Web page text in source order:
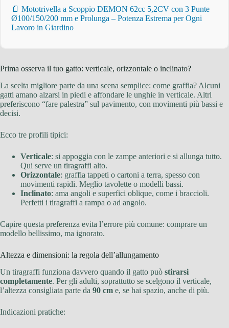
📄 Mototrivella a Scoppio DEMON 62cc 5,2CV con 3 Punte
Ø100/150/200 mm e Prolunga – Potenza Estrema per Ogni
Lavoro in Giardino
Prima osserva il tuo gatto: verticale, orizzontale o inclinato?
La scelta migliore parte da una scena semplice: come graffia? Alcuni
gatti amano alzarsi in piedi e affondare le unghie in verticale. Altri
preferiscono “fare palestra” sul pavimento, con movimenti più bassi e
decisi.
Ecco tre profili tipici:
Verticale: si appoggia con le zampe anteriori e si allunga tutto.
Qui serve un tiragraffi alto.
Orizzontale: graffia tappeti o cartoni a terra, spesso con
movimenti rapidi. Meglio tavolette o modelli bassi.
Inclinato: ama angoli e superfici oblique, come i braccioli.
Perfetti i tiragraffi a rampa o ad angolo.
Capire questa preferenza evita l’errore più comune: comprare un
modello bellissimo, ma ignorato.
Altezza e dimensioni: la regola dell’allungamento
Un tiragraffi funziona davvero quando il gatto può stirarsi
completamente. Per gli adulti, soprattutto se scelgono il verticale,
l’altezza consigliata parte da 90 cm e, se hai spazio, anche di più.
Indicazioni pratiche: